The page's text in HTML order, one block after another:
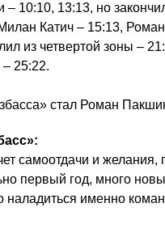
10:10, 13:13, но
Катич – 15:13,
из четвертой зоны –
25:22.
стал Роман
самоотдачи и
первый год, много
именно